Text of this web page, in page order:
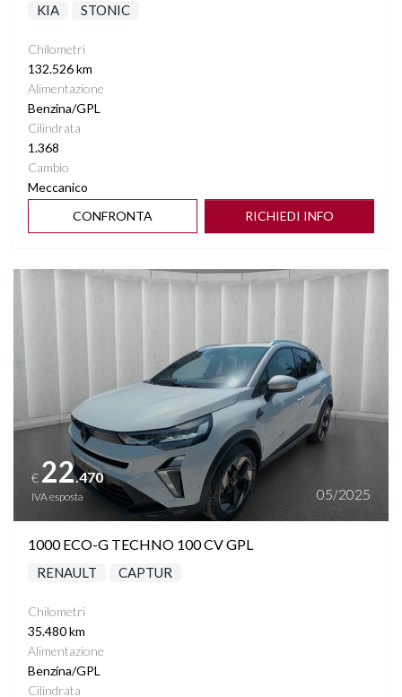
KIA STONIC
Chilometri
132.526 km
Alimentazione
Benzina/GPL
Cilindrata
1.368
Cambio
Meccanico
CONFRONTA
RICHIEDI INFO
Vedi dettagli
€ 22.470
IVA esposta 05/2025
1000 ECO-G TECHNO 100 CV GPL
RENAULT CAPTUR
Chilometri
35.480 km
Alimentazione
Benzina/GPL
Cilindrata